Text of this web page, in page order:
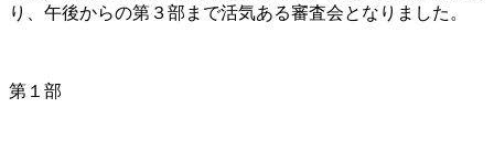
り、午後からの第３部まで活気ある審査会となりました。
第１部